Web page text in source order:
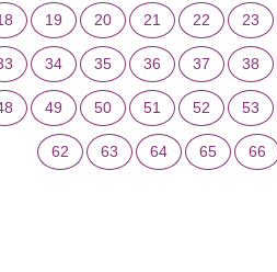
19 20 21 22 23
34 35 36 37 38
49 50 51 52 53
62 63 64 65 66